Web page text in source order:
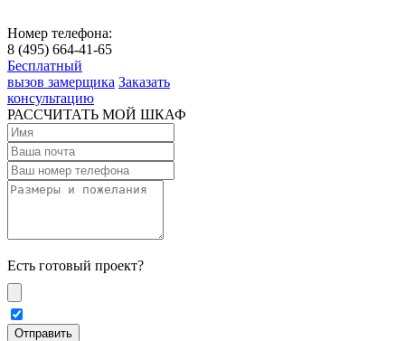
Номер телефона:
8 (495) 664-41-65
Бесплатный
вызов замерщика Заказать
консультацию
РАССЧИТАТЬ МОЙ ШКАФ
Есть готовый проект?